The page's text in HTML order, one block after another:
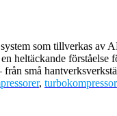
som tillverkas av
heltäckande
små
,